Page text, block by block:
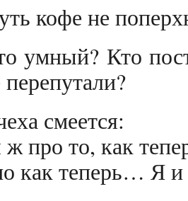
кофе не
умный? Кто
смеется:
про то, как
как теперь… Я и